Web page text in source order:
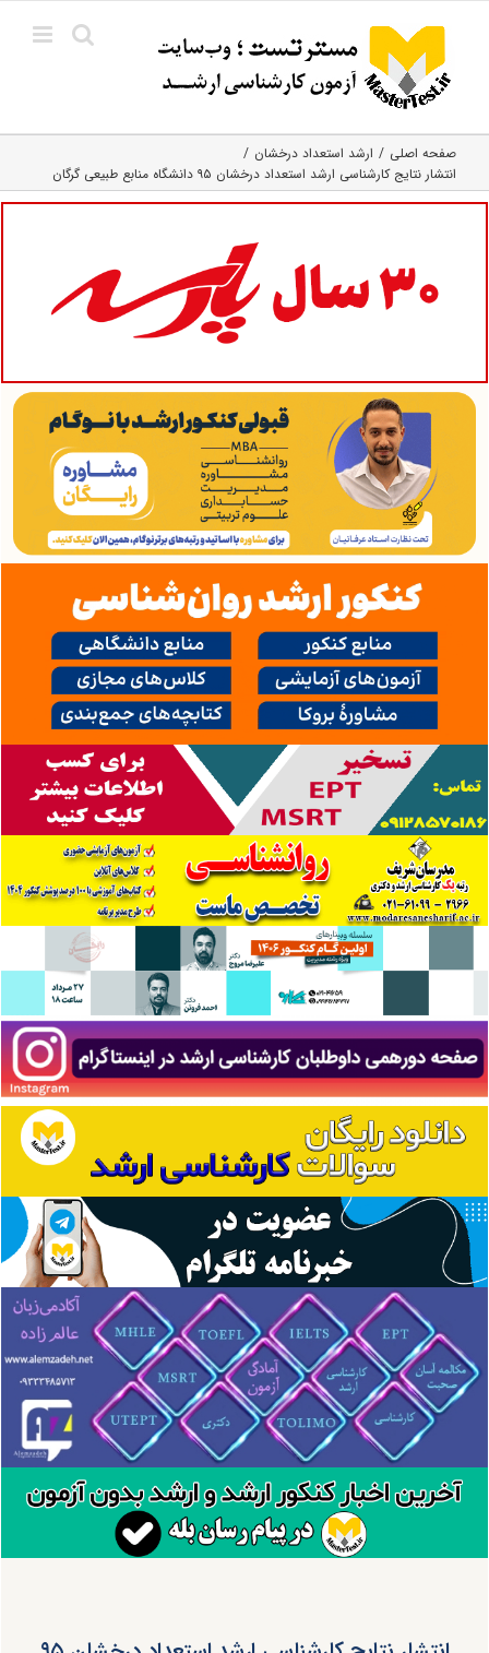
content
صفحه اصلی
ارشد استعداد درخشان
انتشار نتایج کارشناسی ارشد استعداد درخشان ۹۵ دانشگاه منابع طبیعی گرگان